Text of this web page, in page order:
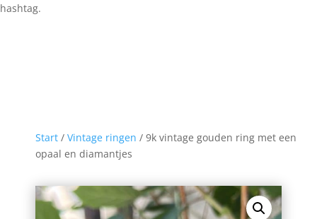
hashtag.
Start / Vintage ringen / 9k vintage gouden ring met een
opaal en diamantjes